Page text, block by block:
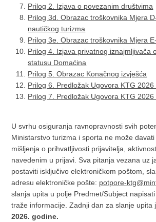
Prilog 2. Izjava o povezanim društvima
Prilog 3d. Obrazac troškovnika Mjera
nautičkog turizma
Prilog 3e. Obrazac troškovnika Mjera
Prilog 4. Izjava privatnog iznajmljivača
statusu Domaćina
Prilog 5. Obrazac Konačnog izvješća
Prilog 6. Predložak Ugovora KTG
Prilog 7. Predložak Ugovora KTG
U svrhu osiguranja ravnopravnosti svih
Ministarstvo turizma i sporta ne može
mišljenja o prihvatljivosti prijavitelja,
navedenim u prijavi. Sva pitanja vezana uz
postaviti isključivo elektroničkom poštom,
adresu elektroničke pošte: potpore-
slanja upita u polje Predmet/Subject
traže informacije. Zadnji dan za slanje upita
2026. godine.